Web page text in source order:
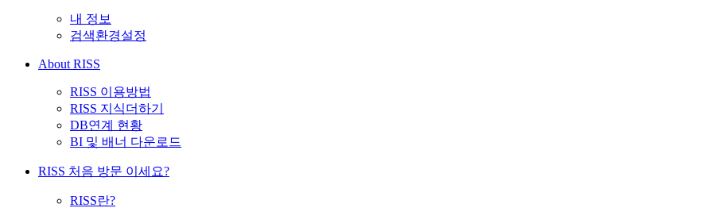
내 정보
검색환경설정
About RISS
RISS 이용방법
RISS 지식더하기
DB연계 현황
BI 및 배너 다운로드
RISS 처음 방문 이세요?
RISS란?